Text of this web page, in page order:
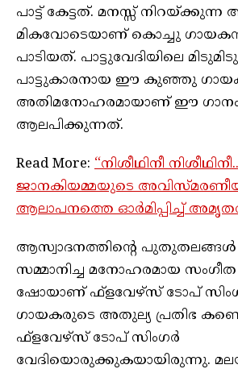
പാട്ട് കേട്ടത്. മനസ്സ്
മികവോടെയാണ് കൊച്ചു
പാടിയത്. പാട്ടുവേദിയിലെ
പാട്ടുകാരനായ ഈ കുഞ്ഞു
അതിമനോഹരമായാണ് ഈ
ആലപിക്കുന്നത്.
Read More: “നിശീഥിനീ
ജാനകിയമ്മയുടെ
ആലാപനത്തെ ഓർമിപ്പിച്ച്
ആസ്വാദനത്തിന്റെ പുതുതലങ്ങൾ
സമ്മാനിച്ച മനോഹരമായ സംഗീത
ഷോയാണ് ഫ്‌ളവേഴ്‌സ് ടോപ്
ഗായകരുടെ അതുല്യ പ്രതിഭ
ഫ്‌ളവേഴ്‌സ് ടോപ് സിംഗർ
വേദിയൊരുക്കുകയായിരുന്നു.